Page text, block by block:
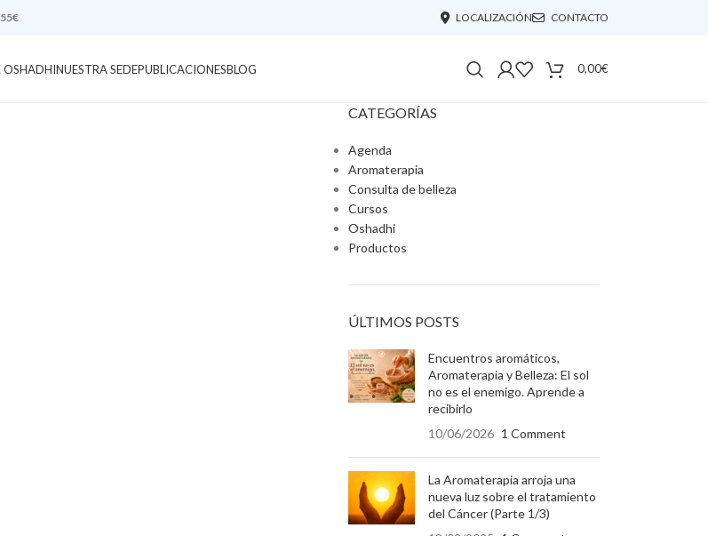
LOCALIZACIÓN CONTACTO
OSHADHINUESTRA SEDEPUBLICACIONESBLOG 0,00€
CATEGORÍAS
Agenda
Aromaterapia
Consulta de belleza
Cursos
Oshadhi
Productos
ÚLTIMOS POSTS
Encuentros aromáticos,
Aromaterapia y Belleza: El sol
no es el enemigo. Aprende a
recibirlo
10/06/2026 1 Comment
La Aromaterapia arroja una
nueva luz sobre el tratamiento
del Cáncer (Parte 1/3)